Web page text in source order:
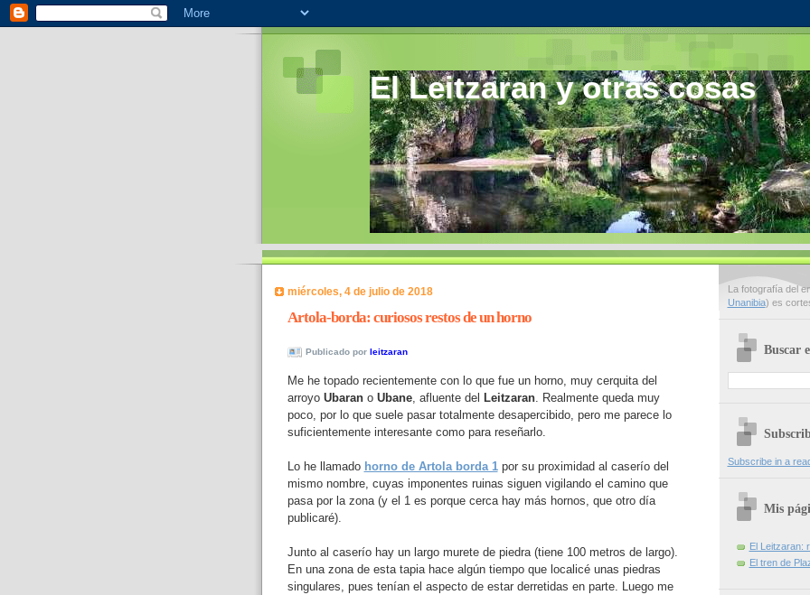
El Leitzaran y otras cosas
miércoles, 4 de julio de 2018
Artola-borda: curiosos restos de un horno
Publicado por leitzaran
Me he topado recientemente con lo que fue un horno, muy cerquita del
arroyo Ubarano Ubane, afluente del Leitzaran. Realmente queda muy
poco, por lo que suele pasar totalmente desapercibido, pero me parece lo
suficientemente interesante como para reseñarlo.
Lo he llamado horno de Artola borda 1por su proximidad al caserío del
mismo nombre, cuyas imponentes ruinas siguen vigilando el camino que
pasa por la zona (y el 1 es porque cerca hay más hornos, que otro día
publicaré).
Junto al caserío hay un largo murete de piedra (tiene 100 metros de largo).
En una zona de esta tapia hace algún tiempo que localicé unas piedras
singulares, pues tenían el aspecto de estar derretidas en parte. Luego me
La fotografía del
Unanibia) es
Buscar
Subscribe in a
Mis
El Leitzaran:
El tren de